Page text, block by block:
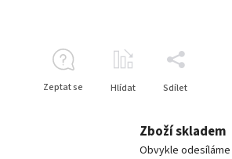
Zeptat se Hlídat Sdílet
Zboží skladem
Obvykle